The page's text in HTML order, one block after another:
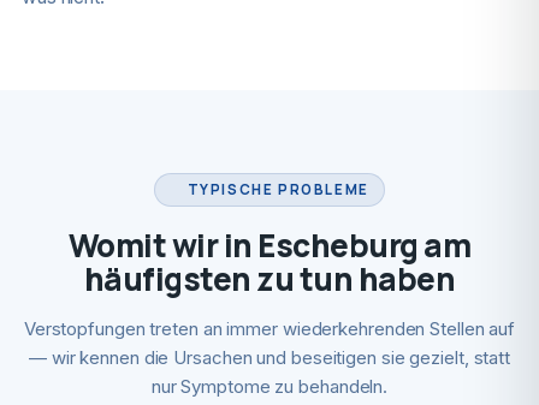
TYPISCHE PROBLEME
Womit wir in Escheburg am
häufigsten zu tun haben
Verstopfungen treten an immer wiederkehrenden Stellen auf
— wir kennen die Ursachen und beseitigen sie gezielt, statt
nur Symptome zu behandeln.